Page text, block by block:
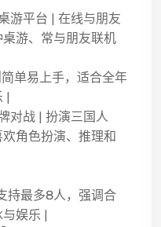
游平台 | 在线与朋友
游、常与朋友联机
单易上手，适合全年
|
对战 | 扮演三国人
角色扮演、推理和
持最多8人，强调合
娱乐 |